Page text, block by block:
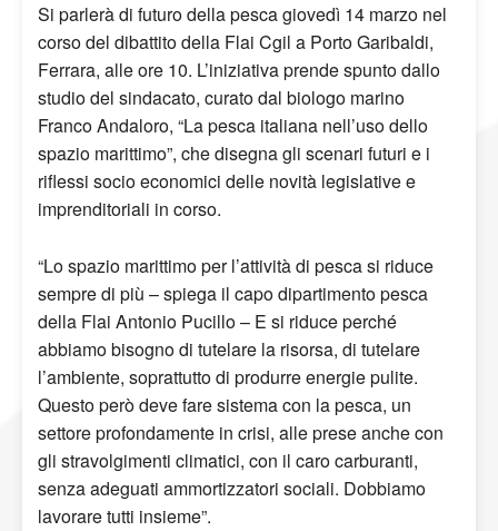
Si parlerà di futuro della pesca giovedì 14 marzo nel
corso del dibattito della Flai Cgil a Porto Garibaldi,
Ferrara, alle ore 10. L’iniziativa prende spunto dallo
studio del sindacato, curato dal biologo marino
Franco Andaloro, “La pesca italiana nell’uso dello
spazio marittimo”, che disegna gli scenari futuri e i
riflessi socio economici delle novità legislative e
imprenditoriali in corso.
“Lo spazio marittimo per l’attività di pesca si riduce
sempre di più – spiega il capo dipartimento pesca
della Flai Antonio Pucillo – E si riduce perché
abbiamo bisogno di tutelare la risorsa, di tutelare
l’ambiente, soprattutto di produrre energie pulite.
Questo però deve fare sistema con la pesca, un
settore profondamente in crisi, alle prese anche con
gli stravolgimenti climatici, con il caro carburanti,
senza adeguati ammortizzatori sociali. Dobbiamo
lavorare tutti insieme”.